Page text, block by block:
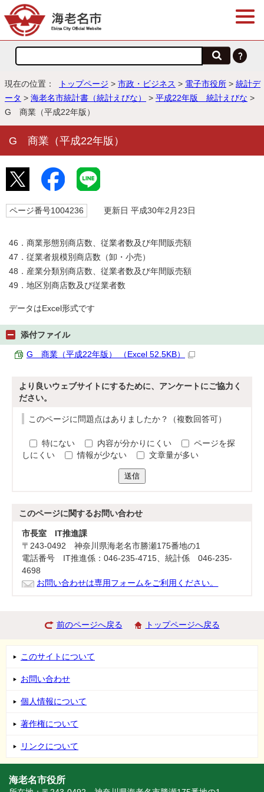
現在の位置： トップページ > 市政・ビジネス > 電子市役所 > 統計デ
ータ > 海老名市統計書（統計えびな） > 平成22年版 統計えびな >
G 商業（平成22年版）
G 商業（平成22年版）
ページ番号1004236 更新日 平成30年2月23日
46．商業形態別商店数、従業者数及び年間販売額
47．従業者規模別商店数（卸・小売）
48．産業分類別商店数、従業者数及び年間販売額
49．地区別商店数及び従業者数
データはExcel形式です
添付ファイル
G 商業（平成22年版） （Excel 52.5KB）
より良いウェブサイトにするために、アンケートにご協力く
ださい。
このページに問題点はありましたか？（複数回答可）
特にない 内容が分かりにくい
ページを探
しにくい
情報が少ない 文章量が多い
送信
このページに関するお問い合わせ
市長室 IT推進課
〒243-0492 神奈川県海老名市勝瀬175番地の1
電話番号 IT推進係：046-235-4715、統計係 046-235-
4698
お問い合わせは専用フォームをご利用ください。
前のページへ戻る トップページへ戻る
このサイトについて
お問い合わせ
個人情報について
著作権について
リンクについて
海老名市役所